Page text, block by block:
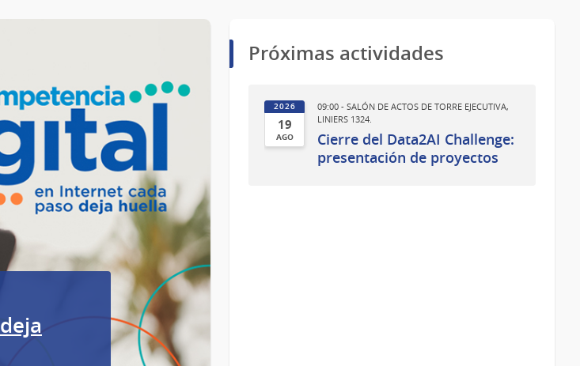
Próximas actividades
2026
19
AGO
09:00 - SALÓN DE ACTOS DE TORRE EJECUTIVA,
LINIERS 1324.
Cierre del Data2AI Challenge:
presentación de proyectos